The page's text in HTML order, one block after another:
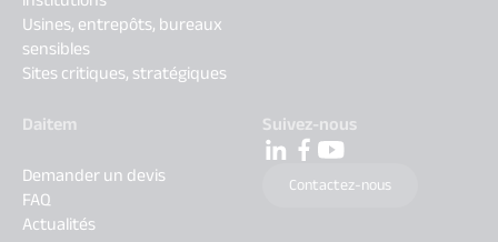
Usines, entrepôts, bureaux
sensibles
Sites critiques, stratégiques
Daitem
Demander un devis
FAQ
Actualités
Suivez-nous
Contactez-nous